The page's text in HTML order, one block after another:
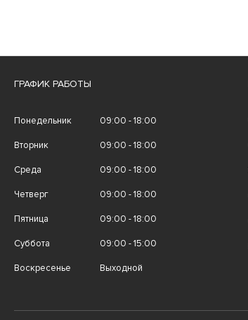
ГРАФИК РАБОТЫ
Понедельник 09:00 - 18:00
Вторник 09:00 - 18:00
Среда 09:00 - 18:00
Четверг 09:00 - 18:00
Пятница 09:00 - 18:00
Суббота 09:00 - 15:00
Воскресенье Выходной